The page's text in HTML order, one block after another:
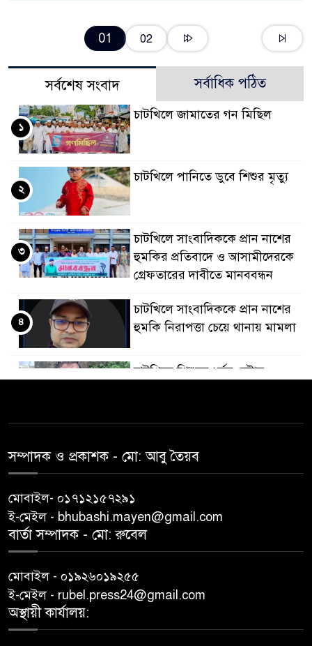
01 02
সর্বশেষ সংবাদ সর্বাধিক পঠিত
চাটখিলে জামাতের গন মিছিল
১
চাটখিলে পানিতে ডুবে শিশুর মৃত্যু
২
চাটখিলে সাংবাদিককে প্রান নাশের
হুমকির প্রতিবাদে ও আসামীদেরকে
গ্রেফতারের দাবীতে মানববন্ধন
৩
চাটখিলে সাংবাদিককে প্রান নাশের
হুমকি নিরাপত্তা চেয়ে থানায় মামলা
৪
চাটখিলে শিশুকে ধর্ষন চেষ্টার
৫
মাদ্রাসা ছাত্রের মৃত্যু
৬
চাটখিলে ৫ বছরের শিশু আসমা
ধর্ষন ও হত্যা মামলার আসামীর
মৃত্যুদন্ড
৭
চাটখিলে মোটর সাইকেল দুর্ঘটনায়
যুবক নিহত
সম্পাদক ও প্রকাশক -‌ মো: আবু‌ তৈয়ব
মোবাইল- ০১৭১২১৫৭২৯১
ই-মেইল - bhubashi.mayen@gmail.com
বার্তা সম্পাদক - মো: রু‌বেল
মোবাইল - ০১৯২৬০১৯২৫৫
ই-মেইল - rubel.press24@gmail.com
অস্থায়ী কার্যালয়: